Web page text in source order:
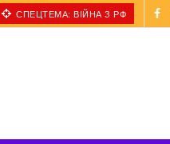
СПЕЦТЕМА: ВІЙНА З РФ